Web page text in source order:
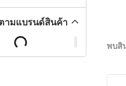
พบสิ
ามแบรนด์สินค้า